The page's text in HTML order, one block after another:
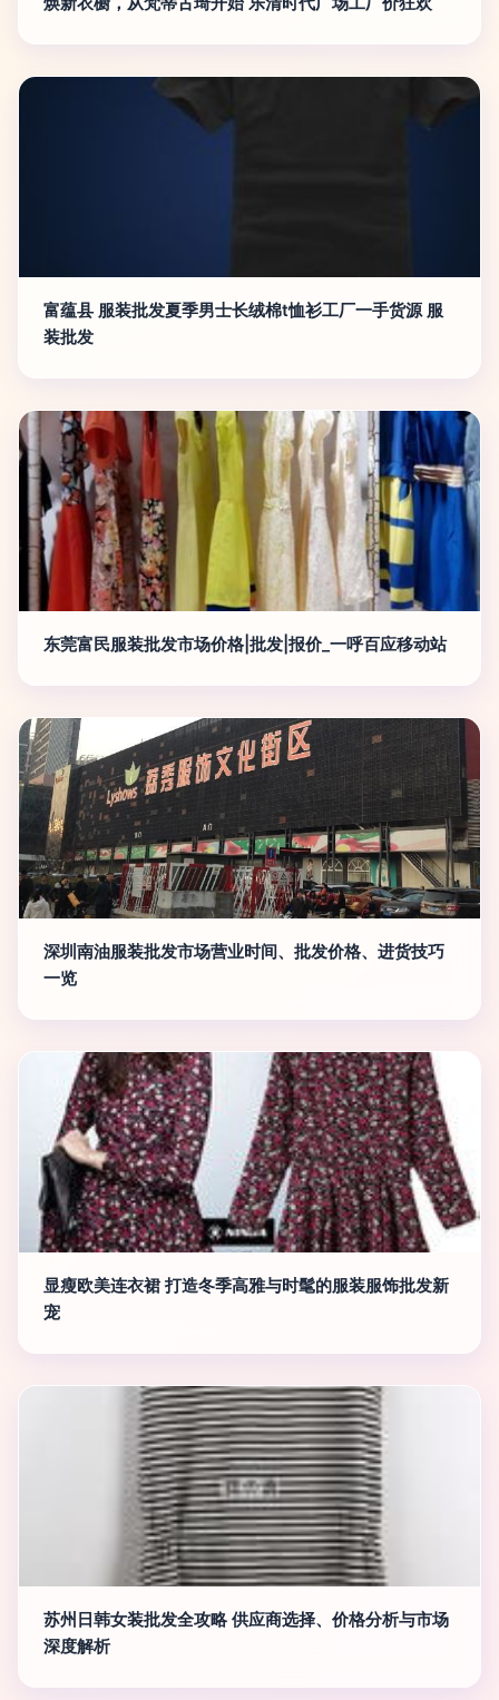
富蕴县 服装批发夏季男士长绒棉t恤衫工厂一手货源 服
装批发
东莞富民服装批发市场价格|批发|报价_一呼百应移动站
深圳南油服装批发市场营业时间、批发价格、进货技巧
一览
显瘦欧美连衣裙 打造冬季高雅与时髦的服装服饰批发新
宠
苏州日韩女装批发全攻略 供应商选择、价格分析与市场
深度解析